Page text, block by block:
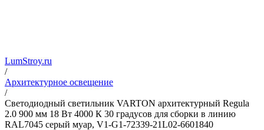
LumStroy.ru
/
Архитектурное освещение
/
Светодиодный светильник VARTON архитектурный Regula
2.0 900 мм 18 Вт 4000 К 30 градусов для сборки в линию
RAL7045 серый муар, V1-G1-72339-21L02-6601840